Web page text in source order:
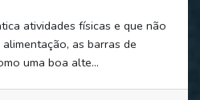
atividades físicas e que não
as barras de
uma boa alte...